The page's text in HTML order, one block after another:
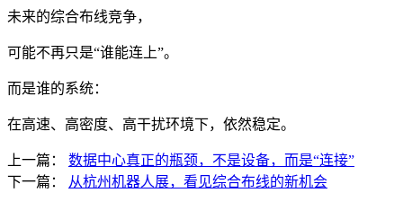
未来的综合布线竞争，
可能不再只是“谁能连上”。
而是谁的系统：
在高速、高密度、高干扰环境下，依然稳定。
上一篇： 数据中心真正的瓶颈，不是设备，而是“连接”
下一篇：
从杭州机器人展，看见综合布线的新机会